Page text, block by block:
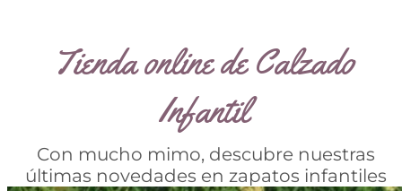
Tienda online de Calzado
Infantil
Con mucho mimo, descubre nuestras
últimas novedades en zapatos infantiles